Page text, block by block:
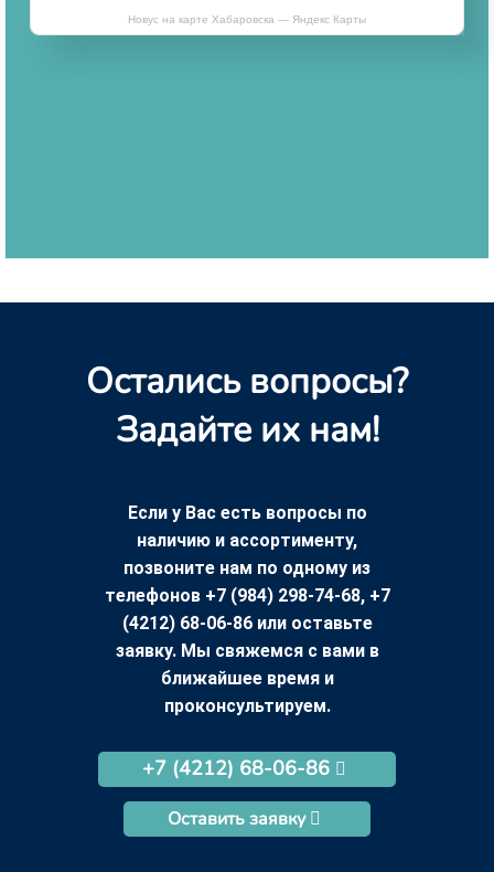
Новус на карте Хабаровска — Яндекс Карты
Остались вопросы?
Задайте их нам!
Если у Вас есть вопросы по
наличию и ассортименту,
позвоните нам по одному из
телефонов +7 (984) 298-74-68, +7
(4212) 68-06-86 или оставьте
заявку. Мы свяжемся с вами в
ближайшее время и
проконсультируем.
+7 (4212) 68-06-86
Оставить заявку